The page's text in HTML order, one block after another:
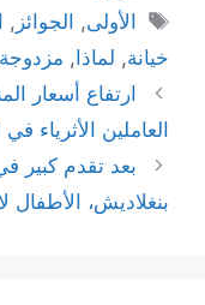
الوسوم
الأولى, الجوائز ,
خيانة, لماذا, مزدوجة
ارتفاع أسعار
العاملين الأثرياء
بعد تقدم كبير
بنغلاديش، الأطفال